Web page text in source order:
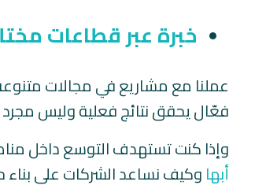
خبرة عبر قطاعات
عملنا مع مشاريع في مجالات
فعّال يحقق نتائج فعلية وليس
وإذا كنت تستهدف التوسع داخل
أبهاوكيف نساعد الشركات على